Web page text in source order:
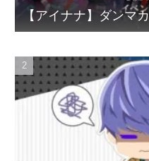
【アイナナ】ダンマ